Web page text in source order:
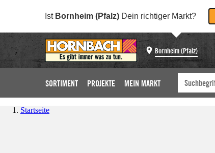
Ist Bornheim (Pfalz) Dein richtiger Markt?
Bornheim (Pfalz)
SORTIMENT PROJEKTE MEIN MARKT
Startseite